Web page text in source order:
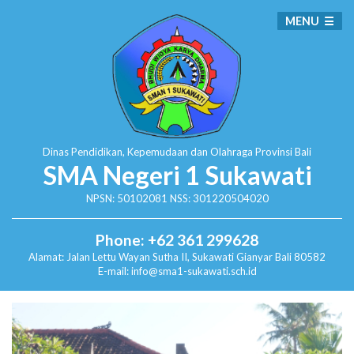
Dinas Pendidikan, Kepemudaan dan Olahraga Provinsi Bali
SMA Negeri 1 Sukawati
NPSN: 50102081 NSS: 301220504020
Phone: +62 361 299628
Alamat: Jalan Lettu Wayan Sutha II, SukawatiGianyar Bali 80582
E-mail: info@sma1-sukawati.sch.id
MENU